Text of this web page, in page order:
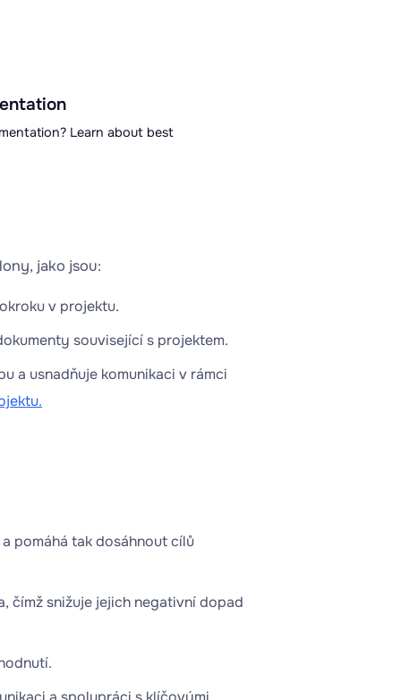
Learn about best
jako jsou:
v projektu.
související s projektem.
a usnadňuje komunikaci v rámci
pomáhá tak dosáhnout cílů
čímž snižuje jejich negativní dopad